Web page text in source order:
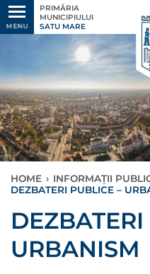
MENU
PRIMĂRIA
MUNICIPIULUI
SATU MARE
HOME › INFORMAȚII
DEZBATERI PUBLICE –
URBANISM